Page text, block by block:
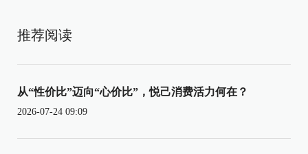
推荐阅读
从“性价比”迈向“心价比”，悦己消费活力何在？
2026-07-24 09:09